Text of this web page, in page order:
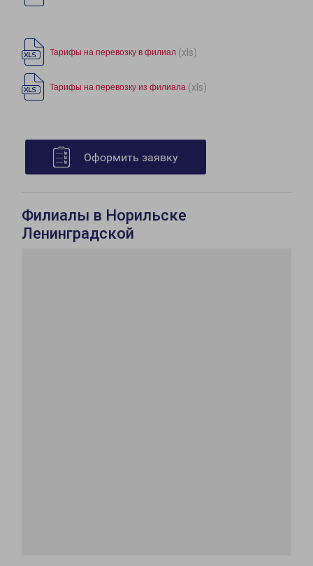
Тарифы на перевозку в филиал (xls)
Тарифы на перевозку из филиала (xls)
Оформить заявку
Филиалы в Норильске
Ленинградской